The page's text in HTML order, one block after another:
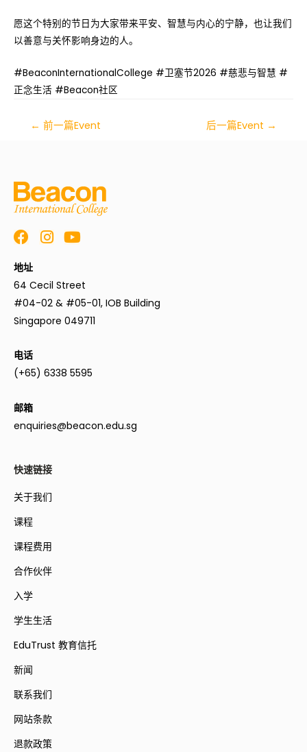
愿这个特别的节日为大家带来平安、智慧与内心的宁静，也让我们
以善意与关怀影响身边的人。
#BeaconInternationalCollege #卫塞节2026 #慈悲与智慧 #
正念生活 #Beacon社区
← 前一篇Event 后一篇Event →
地址
64 Cecil Street
#04-02 & #05-01, IOB Building
Singapore 049711
电话
(+65) 6338 5595
邮箱
enquiries@beacon.edu.sg
快速链接
关于我们
课程
课程费用
合作伙伴
入学
学生生活
EduTrust 教育信托
新闻
联系我们
网站条款
退款政策